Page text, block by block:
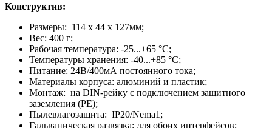
Конструктив:
Размеры: 114 x 44 x 127мм;
Вес: 400 г;
Рабочая температура: -25...+65 °C;
Температуры хранения: -40...+85 °C;
Питание: 24В/400мА постоянного тока;
Материалы корпуса: алюминий и пластик;
Монтаж: на DIN-рейку с подключением защитного
заземления (РЕ);
Пылевлагозащита: IP20/Nema1;
Гальваническая развязка: для обоих интерфейсов;